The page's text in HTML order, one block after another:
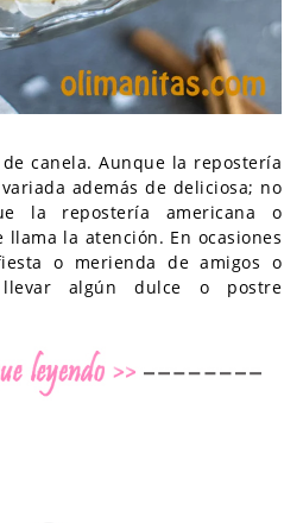
canela. Aunque la repostería
además de deliciosa; no
la repostería americana o
la atención. En ocasiones
o merienda de amigos o
algún dulce o postre